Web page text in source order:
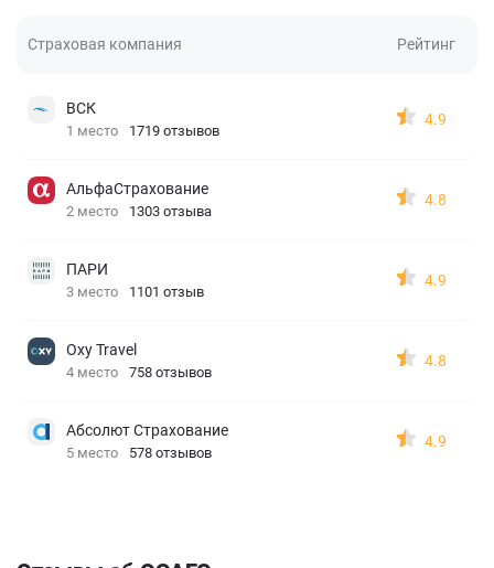
Страховая компания Рейтинг
ВСК
1 место 1719 отзывов
4.9
АльфаСтрахование
2 место 1303 отзыва
4.8
ПАРИ
3 место 1101 отзыв
4.9
Oxy Travel
4 место 758 отзывов
4.8
Абсолют Страхование
5 место 578 отзывов
4.9